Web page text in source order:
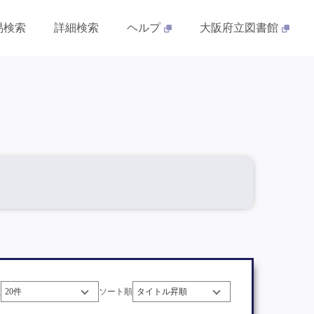
検索 詳細検索 ヘルプ 大阪府立図書館
ソート順